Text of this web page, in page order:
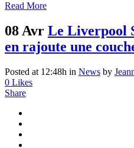
Read More
08 Avr Le Liverpool
en rajoute une
Posted at 12:48h in News by
0 Likes
Share